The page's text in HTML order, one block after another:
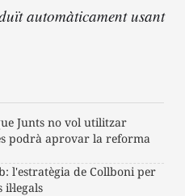
automàticament usant
Junts no vol utilitzar
podrà aprovar la reforma
l'estratègia de Collboni per